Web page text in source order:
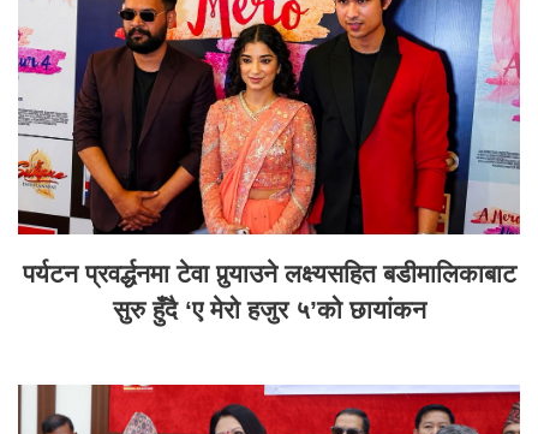
पर्यटन प्रवर्द्धनमा टेवा पुर्‍याउने लक्ष्यसहित बडीमालिकाबाट
सुरु हुँदै ‘ए मेरो हजुर ५’को छायांकन